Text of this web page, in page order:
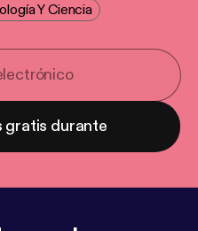
Y Ciencia
gratis durante